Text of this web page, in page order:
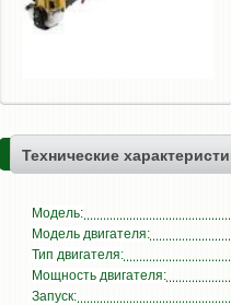
Технические
Модель:
Модель двигателя:
Тип двигателя:
Мощность двигателя:
Запуск: